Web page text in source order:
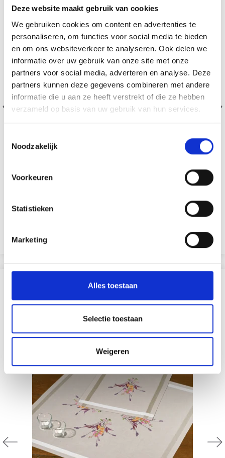
Deze website maakt gebruik van cookies
We gebruiken cookies om content en advertenties te
personaliseren, om functies voor social media te bieden
en om ons websiteverkeer te analyseren. Ook delen we
informatie over uw gebruik van onze site met onze
partners voor social media, adverteren en analyse. Deze
partners kunnen deze gegevens combineren met andere
informatie die u aan ze heeft verstrekt of die ze hebben
verzameld op basis van uw gebruik van hun services.
Noodzakelijk
Voorkeuren
Statistieken
Marketing
Alles toestaan
Selectie toestaan
Weigeren
BORDUURPAKKET DRAKENBLOEM 40 X 80 CM
EUR 29.60EUR 36.99
Voeg toe aan winkelwagen
ANDEREN KOCHTEN OOK